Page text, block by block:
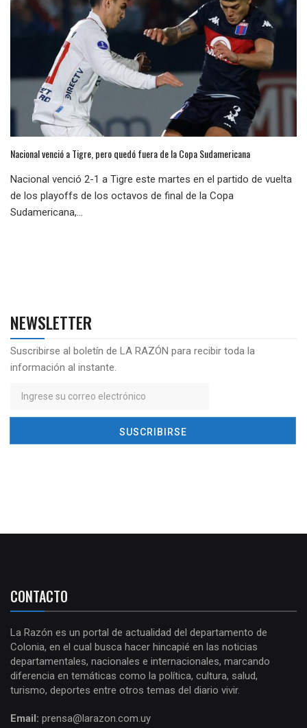
Nacional venció a Tigre, pero quedó fuera de la Copa Sudamericana
Nacional venció 2-1 a Tigre este martes en el partido de vuelta
de los playoffs de los octavos de final de la Copa
Sudamericana,...
NEWSLETTER
Suscribirse al boletín de LA RAZÓN para recibir toda la
información al instante.
CONTACTO
La Razón es un portal de actualidad del departamento de
Colonia, en el cual busca hacer hincapié en las noticias
departamentales, nacionales e internacionales, marcando
diferencia en temáticas como la política, cultura, salud,
turismo, deportes entre otros temas del diario vivir.
Email: prensa@larazon.com.uy